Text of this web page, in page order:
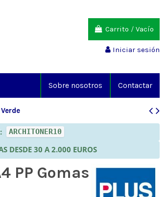
Carrito / Vacío
Iniciar sesión
Contactar
Sobre nosotros
ARCHITONER10
DESDE 30 A 2.000 EUROS
PP Gomas